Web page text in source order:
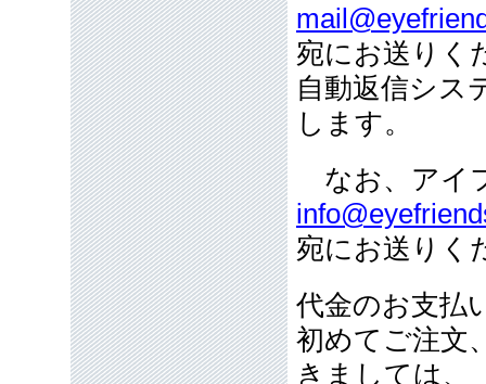
宛にお送りく
自動返信シス
します。
なお、アイ
宛にお送りく
代金のお支払
初めてご注文
きましては、